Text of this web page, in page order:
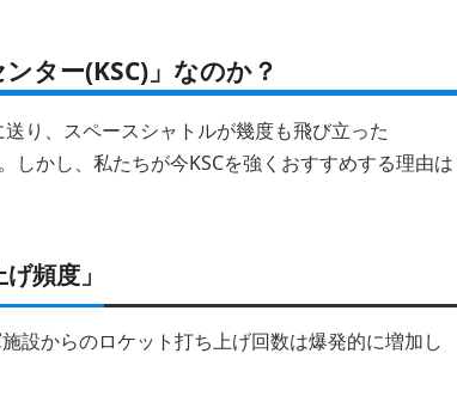
ター(KSC)」なのか？
り、スペースシャトルが幾度も飛び立った
しかし、私たちが今KSCを強くおすすめする理由は
頻度」
設からのロケット打ち上げ回数は爆発的に増加し